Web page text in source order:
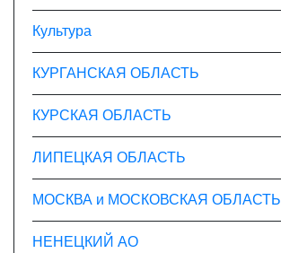
Культура
КУРГАНСКАЯ ОБЛАСТЬ
КУРСКАЯ ОБЛАСТЬ
ЛИПЕЦКАЯ ОБЛАСТЬ
МОСКВА и МОСКОВСКАЯ ОБЛАСТЬ
НЕНЕЦКИЙ АО